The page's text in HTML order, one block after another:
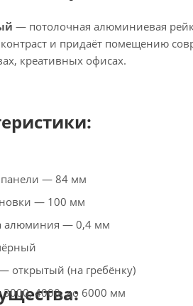
— потолочная алюминиевая
и придаёт помещению
креативных офисах.
— 84 мм
— 100 мм
алюминия — 0,4 мм
открытый (на гребёнку)
4000, до 6000 мм